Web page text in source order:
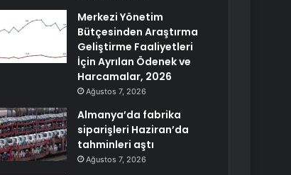
Merkezi Yönetim
Bütçesinden Araştırma
Geliştirme Faaliyetleri
İçin Ayrılan Ödenek ve
Harcamalar, 2026
Ağustos 7, 2026
Almanya’da fabrika
siparişleri Haziran’da
tahminleri aştı
Ağustos 7, 2026